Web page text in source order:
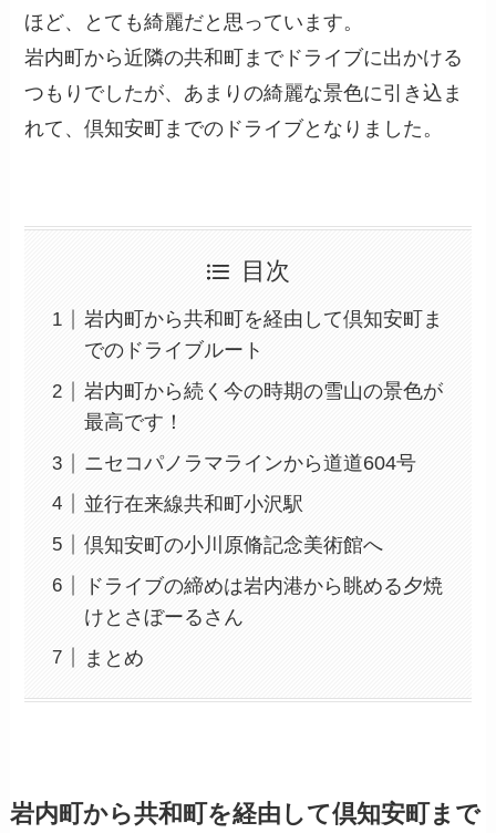
ほど、とても綺麗だと思っています。
岩内町から近隣の共和町までドライブに出かける
つもりでしたが、あまりの綺麗な景色に引き込ま
れて、倶知安町までのドライブとなりました。
目次
岩内町から共和町を経由して倶知安町ま
でのドライブルート
岩内町から続く今の時期の雪山の景色が
最高です！
ニセコパノラマラインから道道604号
並行在来線共和町小沢駅
倶知安町の小川原脩記念美術館へ
ドライブの締めは岩内港から眺める夕焼
けとさぼーるさん
まとめ
岩内町から共和町を経由して倶知安町まで